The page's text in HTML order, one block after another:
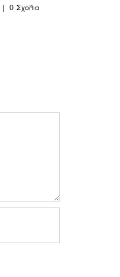
| 0 Σχόλια